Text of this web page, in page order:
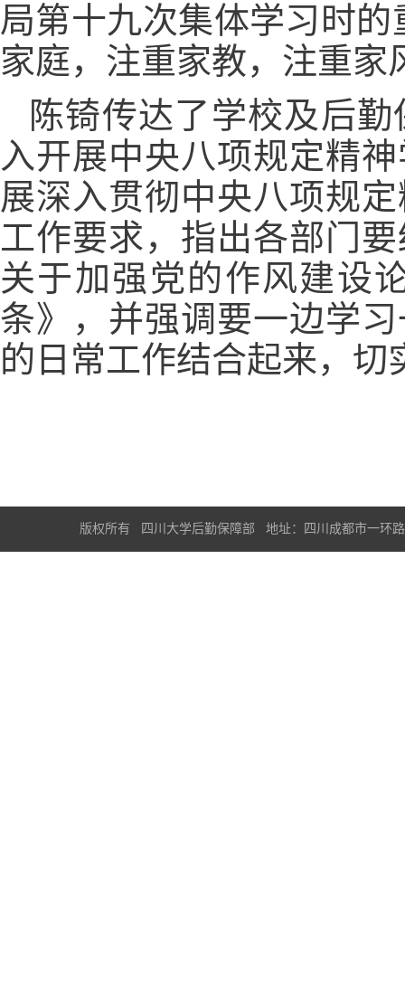
局第十九次集体学习时
家庭，注重家教，注重家
陈锜传达了学校及后
入开展中央八项规定精
展深入贯彻中央八项规
工作要求，指出各部门
关于加强党的作风建设
条》，并强调要一边学
的日常工作结合起来，
版权所有 四川大学后勤保障部 地址：四川成都市一环